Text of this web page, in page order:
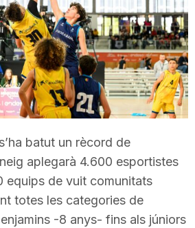
batut un rècord de
aplegarà 4.600 esportistes
equips de vuit comunitats
totes les categories de
-8 anys- fins als júniors